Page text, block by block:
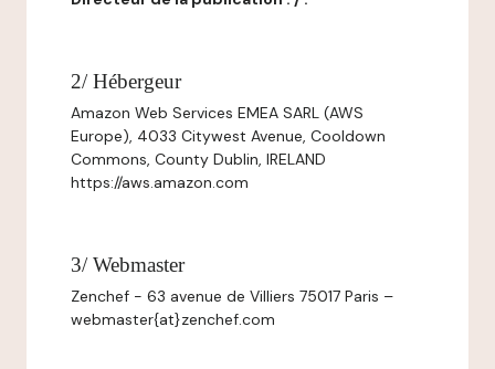
2/ Hébergeur
Amazon Web Services EMEA SARL (AWS
Europe), 4033 Citywest Avenue, Cooldown
Commons, County Dublin, IRELAND
https://aws.amazon.com
3/ Webmaster
Zenchef - 63 avenue de Villiers 75017 Paris –
webmaster{at}zenchef.com